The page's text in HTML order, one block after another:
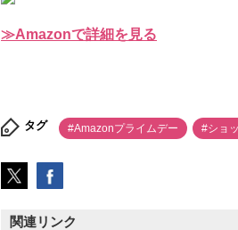
Amazonで詳細を見る
タグ #Amazonプライムデー #ショ
関連リンク